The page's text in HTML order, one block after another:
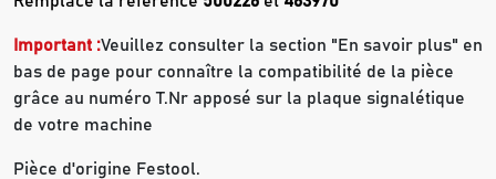
Important :Veuillez consulter la section "En savoir plus" en
bas de page pour connaître la compatibilité de la pièce
grâce au numéro T.Nr apposé sur la plaque signalétique
de votre machine
Pièce d'origine Festool.